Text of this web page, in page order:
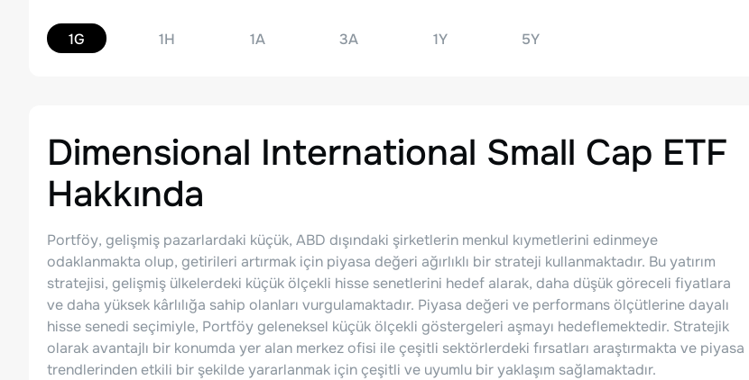
1G 1H 1A 3A 1Y 5Y
Dimensional International Small Cap ETF
Hakkında
Portföy, gelişmiş pazarlardaki küçük, ABD dışındaki şirketlerin menkul kıymetlerini edinmeye
odaklanmakta olup, getirileri artırmak için piyasa değeri ağırlıklı bir strateji kullanmaktadır. Bu yatırım
stratejisi, gelişmiş ülkelerdeki küçük ölçekli hisse senetlerini hedef alarak, daha düşük göreceli fiyatlara
ve daha yüksek kârlılığa sahip olanları vurgulamaktadır. Piyasa değeri ve performans ölçütlerine dayalı
hisse senedi seçimiyle, Portföy geleneksel küçük ölçekli göstergeleri aşmayı hedeflemektedir. Stratejik
olarak avantajlı bir konumda yer alan merkez ofisi ile çeşitli sektörlerdeki fırsatları araştırmakta ve piyasa
trendlerinden etkili bir şekilde yararlanmak için çeşitli ve uyumlu bir yaklaşım sağlamaktadır.